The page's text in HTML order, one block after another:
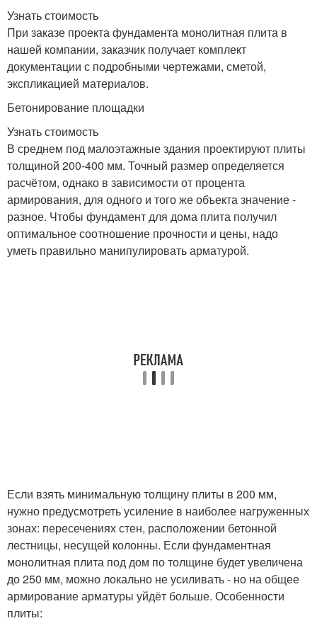
Узнать стоимость
При заказе проекта фундамента монолитная плита в
нашей компании, заказчик получает комплект
документации с подробными чертежами, сметой,
экспликацией материалов.
Бетонирование площадки
Узнать стоимость
В среднем под малоэтажные здания проектируют плиты
толщиной 200-400 мм. Точный размер определяется
расчётом, однако в зависимости от процента
армирования, для одного и того же объекта значение -
разное. Чтобы фундамент для дома плита получил
оптимальное соотношение прочности и цены, надо
уметь правильно манипулировать арматурой.
Если взять минимальную толщину плиты в 200 мм,
нужно предусмотреть усиление в наиболее нагруженных
зонах: пересечениях стен, расположении бетонной
лестницы, несущей колонны. Если фундаментная
монолитная плита под дом по толщине будет увеличена
до 250 мм, можно локально не усиливать - но на общее
армирование арматуры уйдёт больше. Особенности
плиты: